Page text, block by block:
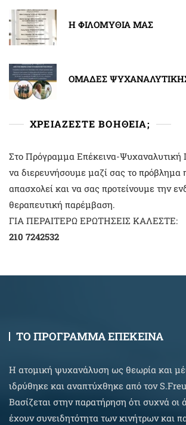
Η ΦΙΛΟΜΥΘΙΑ ΜΑΣ
ΟΜΑΔΕΣ
ΧΡΕΙΑΖΕΣΤΕ ΒΟΗΘΕΙΑ;
Στο Πρόγραμμα Επέκεινα-Ψυχαναλυτική
να διερευνήσουμε μαζί σας το πρόβλημα
απασχολεί και να σας προτείνουμε την
θεραπευτική παρέμβαση.
ΓΙΑ ΠΕΡΑΙΤΕΡΩ ΕΡΩΤΗΣΕΙΣ ΚΑΛΕΣΤΕ:
210 7242532
ΤΟ ΠΡΟΓΡΑΜΜΑ ΕΠΕΚΕΙΝΑ
Η ατομική ψυχανάλυση ως θεωρία και
ιδρύθηκε και αναπτύχθηκε από τον
Βασίζεται στην παρατήρηση ότι συχνά οι
έχουν συνειδητότητα των κινήτρων και